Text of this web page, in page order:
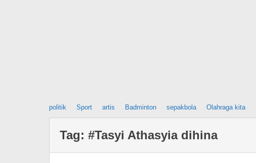
politik Sport artis Badminton sepakbola Olahraga kita
Tag: #Tasyi Athasyia dihina